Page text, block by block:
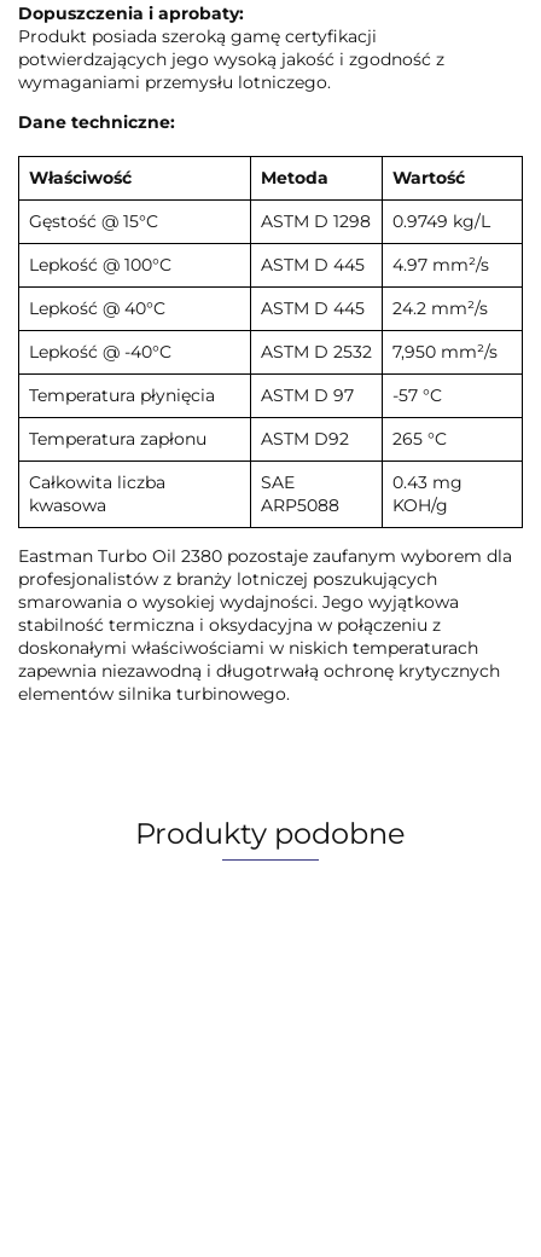
Dopuszczenia i aprobaty:
Produkt posiada szeroką gamę certyfikacji
potwierdzających jego wysoką jakość i zgodność z
wymaganiami przemysłu lotniczego.
Dane techniczne:
Właściwość Metoda
Wartość
Gęstość @ 15°C
ASTM D 1298
0.9749 kg/L
Lepkość @ 100°C
ASTM D 445
4.97 mm²/s
Lepkość @ 40°C
ASTM D 445
24.2 mm²/s
Lepkość @ -40°C
ASTM D 2532
7,950 mm²/s
Temperatura płynięcia
ASTM D 97
-57 °C
Temperatura zapłonu
ASTM D92
265 °C
Całkowita liczba
kwasowa
SAE
ARP5088
0.43 mg
KOH/g
Eastman Turbo Oil 2380 pozostaje zaufanym wyborem dla
profesjonalistów z branży lotniczej poszukujących
smarowania o wysokiej wydajności. Jego wyjątkowa
stabilność termiczna i oksydacyjna w połączeniu z
doskonałymi właściwościami w niskich temperaturach
zapewnia niezawodną i długotrwałą ochronę krytycznych
elementów silnika turbinowego.
Produkty podobne